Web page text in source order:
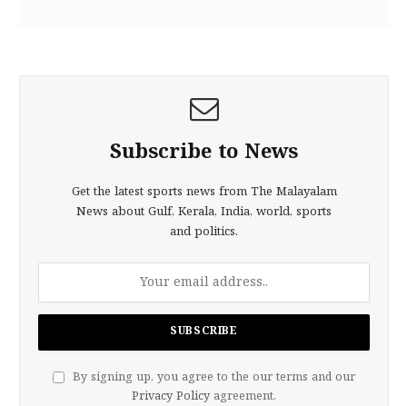
Subscribe to News
Get the latest sports news from The Malayalam
News about Gulf, Kerala, India, world, sports
and politics.
By signing up, you agree to the our terms and our
Privacy Policy agreement.